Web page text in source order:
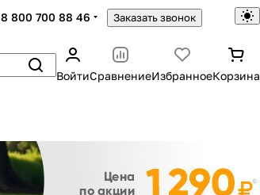
8 800 700 88 46 Заказать звонок
ВойтиСравнениеИзбранноеКорзина